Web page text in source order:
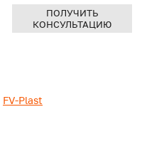
FV-Plast
ПОЛУЧИТЬ
КОНСУЛЬТАЦИЮ